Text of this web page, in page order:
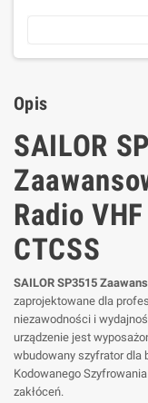
Opis
SAILOR
Radio
CTCSS
SAILOR SP3515
zaprojektowane dla
niezawodności i
urządzenie jest
wbudowany szyfrator dla
Kodowanego
zakłóceń.